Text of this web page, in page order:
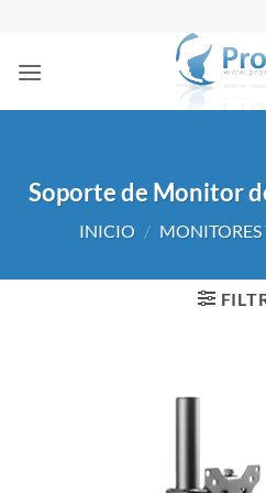
contenido
Soporte de Monitor
INICIO / MONITORES